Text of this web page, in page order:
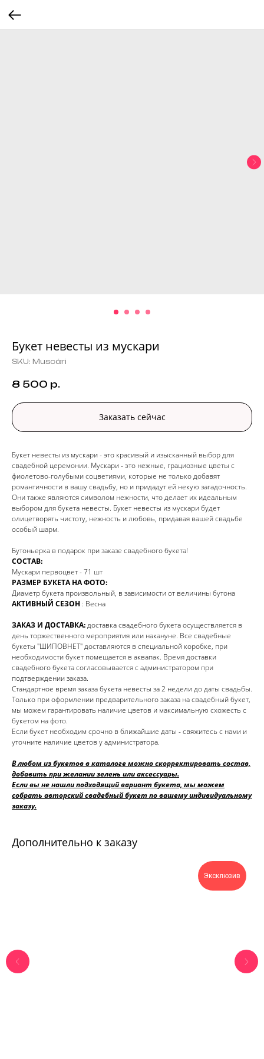
Букет невесты из мускари
SKU: Muscári
8 500 р.
Заказать сейчас
Букет невесты из мускари - это красивый и изысканный выбор для
свадебной церемонии. Мускари - это нежные, грациозные цветы с
фиолетово-голубыми соцветиями, которые не только добавят
романтичности в вашу свадьбу, но и придадут ей некую загадочность.
Они также являются символом нежности, что делает их идеальным
выбором для букета невесты. Букет невесты из мускари будет
олицетворять чистоту, нежность и любовь, придавая вашей свадьбе
особый шарм.
Бутоньерка в подарок при заказе свадебного букета!
СОСТАВ:
Мускари первоцвет - 71 шт
РАЗМЕР БУКЕТА НА ФОТО:
Диаметр букета произвольный, в зависимости от величины бутона
АКТИВНЫЙ СЕЗОН : Весна
ЗАКАЗ И ДОСТАВКА:доставка свадебного букета осуществляется в
день торжественного мероприятия или накануне. Все свадебные
букеты "ШИПОВНЕТ" доставляются в специальной коробке, при
необходимости букет помещается в аквапак. Время доставки
свадебного букета согласовывается с администратором при
подтверждении заказа.
Стандартное время заказа букета невесты за 2 недели до даты свадьбы.
Только при оформлении предварительного заказа на свадебный букет,
мы можем гарантировать наличие цветов и максимальную схожесть с
букетом на фото.
Если букет необходим срочно в ближайшие даты - свяжитесь с нами и
уточните наличие цветов у администратора.
В любом из букетов в каталоге можно скорректировать состав,
добавить при желании зелень или аксессуары.
Если вы не нашли подходящий вариант букета, мы можем
собрать авторский свадебный букет по вашему индивидуальному
заказу.
Дополнительно к заказу
Эксклюзив